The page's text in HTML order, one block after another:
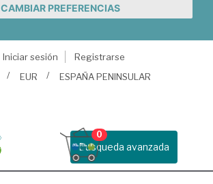
CAMBIAR PREFERENCIAS
Iniciar sesión
Registrarse
EUR ESPAÑA PENINSULAR
Busqueda avanzada
0